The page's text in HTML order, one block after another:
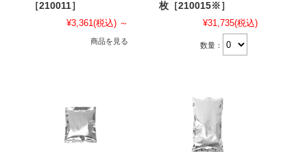
［210011］
¥3,361(税込) ～
商品を見る
枚［210015※］
¥31,735(税込)
数量：